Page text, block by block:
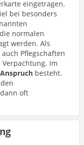
eingetragen.
bei besonders
normalen
werden. Als
Pflegschaften
Im
Anspruch besteht.
oft